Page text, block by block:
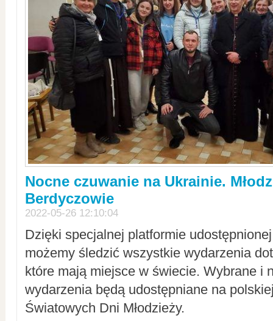
Nocne czuwanie na Ukrainie.
Berdyczowie
2022-05-26 12:10:04
Dzięki specjalnej platformie
możemy śledzić wszystkie wydarzenia
które mają miejsce w świecie. Wybrane i
wydarzenia będą udostępniane na
Światowych Dni Młodzieży.